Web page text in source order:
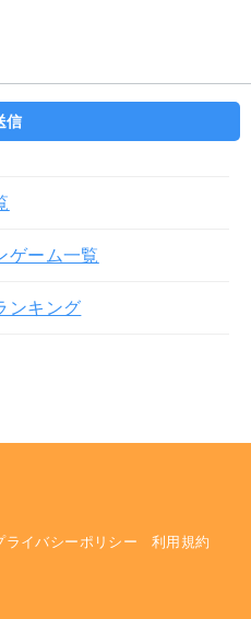
ゲーム一覧
ンキング
ライバシーポリシー 利用規約